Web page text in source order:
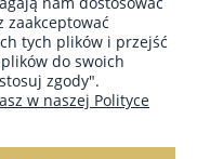
20 DEN WZÓR W
FIRMY LORES
zaakceptować
tych plików i przejść
do swoich
zgody".
w naszej Polityce